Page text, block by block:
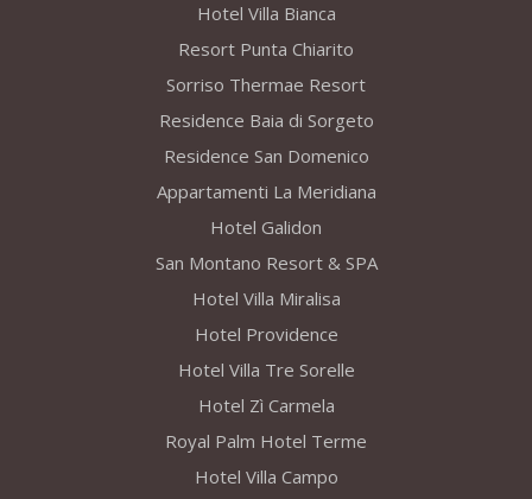
Hotel Villa Bianca
Resort Punta Chiarito
Sorriso Thermae Resort
Residence Baia di Sorgeto
Residence San Domenico
Appartamenti La Meridiana
Hotel Galidon
San Montano Resort & SPA
Hotel Villa Miralisa
Hotel Providence
Hotel Villa Tre Sorelle
Hotel Zì Carmela
Royal Palm Hotel Terme
Hotel Villa Campo